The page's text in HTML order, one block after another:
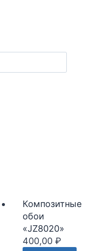
Композитные
обои
«JZ8020»
400,00 ₽